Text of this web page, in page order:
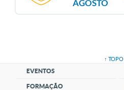
AGOSTO
↑ TOPO
EVENTOS
FORMAÇÃO